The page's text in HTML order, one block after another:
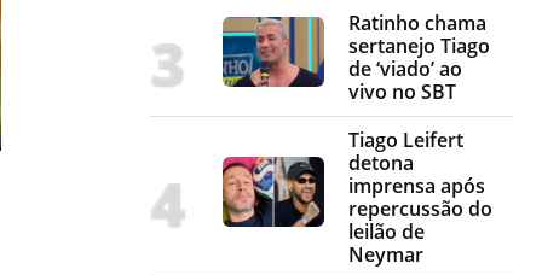
Ratinho chama
sertanejo Tiago
de ‘viado’ ao
vivo no SBT
Tiago Leifert
detona
imprensa após
repercussão do
leilão de
Neymar